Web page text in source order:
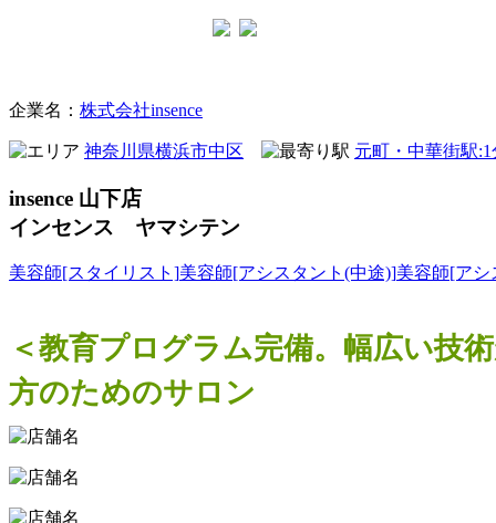
企業名： 株式会社insence
神奈川県横浜市中区 元町・中華街駅
insence 山下店
インセンス ヤマシテン
美容師[スタイリスト]美容師[アシスタント(中途)]美容師[アシ
＜教育プログラム完備。幅広い技
方のためのサロン